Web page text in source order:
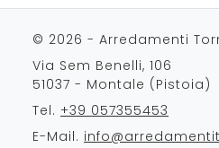
© 2026 - Arredamenti
Via Sem Benelli, 106
51037 - Montale (Pistoia)
Tel. +39 057355453
E-Mail.